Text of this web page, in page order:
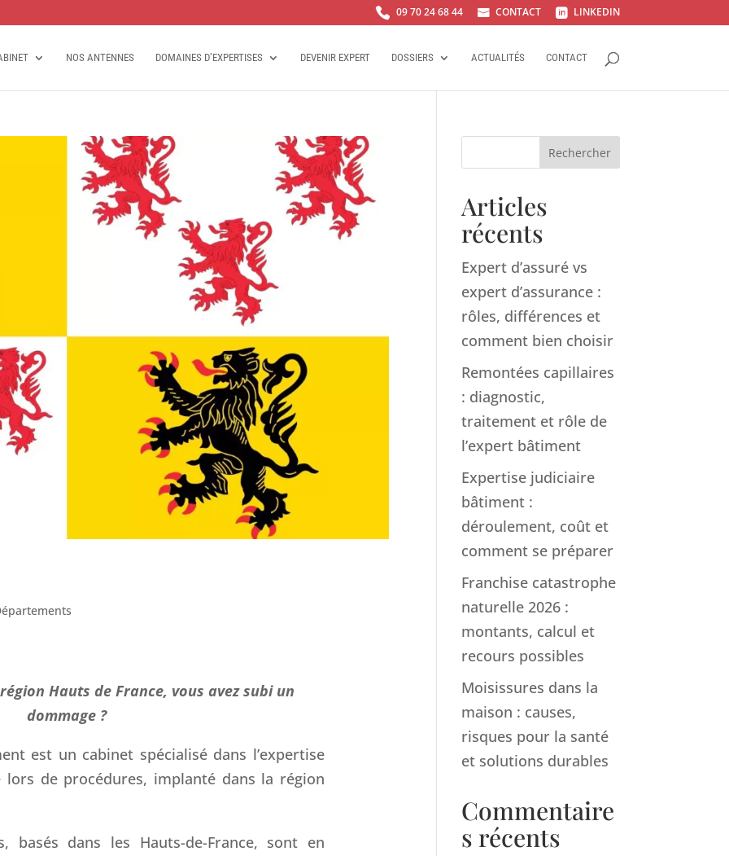
 09 70 24 68 44  CONTACT  LINKEDIN
NOS ANTENNES DOMAINES D’EXPERTISES DEVENIR EXPERT DOSSIERS ACTUALITÉS CONTACT
Hauts de France, vous avez subi un
dommage ?
est un cabinet spécialisé dans l’expertise
lors de procédures, implanté dans la région
basés dans les Hauts-de-France, sont en
Rechercher
Articles
récents
Expert d’assuré vs
expert d’assurance :
rôles, différences et
comment bien choisir
Remontées capillaires
: diagnostic,
traitement et rôle de
l’expert bâtiment
Expertise judiciaire
bâtiment :
déroulement, coût et
comment se préparer
Franchise catastrophe
naturelle 2026 :
montants, calcul et
recours possibles
Moisissures dans la
maison : causes,
risques pour la santé
et solutions durables
Commentaire
s récents